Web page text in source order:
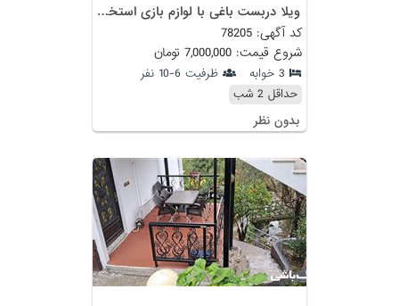
ویلا دربست باغی با لوازم بازی استخراب داغ رامسر
کد آگهی: 78205
شروع قیمت: 7,000,000 تومان
3 خوابه
ظرفیت 6-10 نفر
حداقل 2 شب
بدون نظر